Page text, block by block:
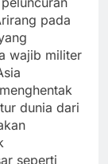
pada
wajib militer
dunia dari
seperti